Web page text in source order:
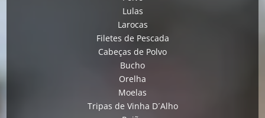
Lulas
Larocas
Filetes de Pescada
Cabeças de Polvo
Bucho
Orelha
Moelas
Tripas de Vinha D´Alho